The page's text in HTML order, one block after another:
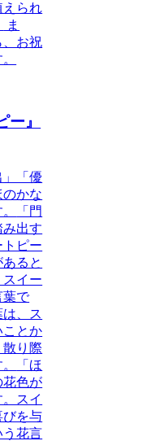
えられ
ま
、お祝
』
」「優
のかな
「門
出す
トピー
ると
スイー
葉で
、ス
ことか
散り際
「ほ
花色が
スイ
びを与
う花言